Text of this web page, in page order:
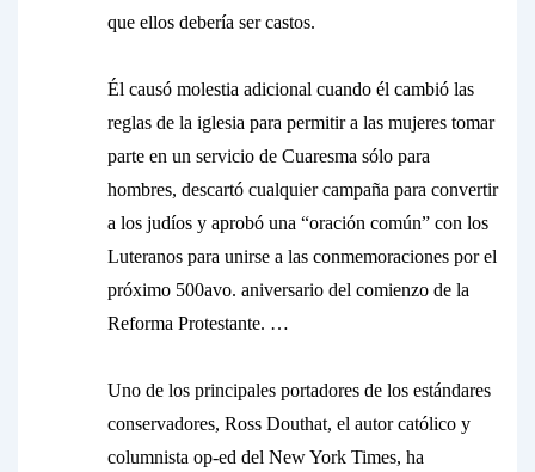
que ellos debería ser castos.
Él causó molestia adicional cuando él cambió las
reglas de la iglesia para permitir a las mujeres tomar
parte en un servicio de Cuaresma sólo para
hombres, descartó cualquier campaña para convertir
a los judíos y aprobó una “oración común” con los
Luteranos para unirse a las conmemoraciones por el
próximo 500avo. aniversario del comienzo de la
Reforma Protestante. …
Uno de los principales portadores de los estándares
conservadores, Ross Douthat, el autor católico y
columnista op-ed del New York Times, ha